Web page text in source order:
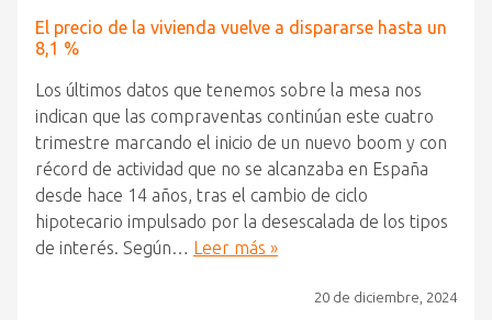
El precio de la vivienda vuelve a dispararse hasta un
8,1 %
Los últimos datos que tenemos sobre la mesa nos
indican que las compraventas continúan este cuatro
trimestre marcando el inicio de un nuevo boom y con
récord de actividad que no se alcanzaba en España
desde hace 14 años, tras el cambio de ciclo
hipotecario impulsado por la desescalada de los tipos
de interés. Según… Leer más »
20 de diciembre, 2024